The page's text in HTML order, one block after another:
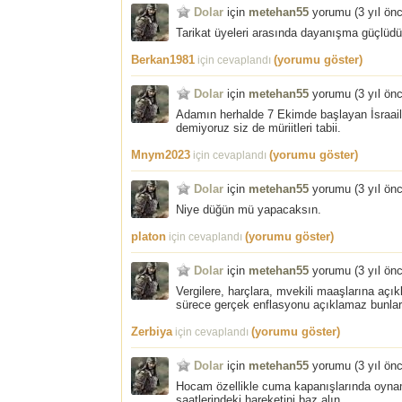
Dolar için metehan55 yorumu (3 yıl
Tarikat üyeleri arasında dayanışma
Berkan1981 için cevaplandı (yorumu göster)
Dolar için metehan55 yorumu (3 yıl
Adamın herhalde 7 Ekimde başlayan
demiyoruz siz de müriitleri tabii.
Mnym2023 için cevaplandı (yorumu göster)
Dolar için metehan55 yorumu (3 yıl
Niye düğün mü yapacaksın.
platon için cevaplandı (yorumu göster)
Dolar için metehan55 yorumu (3 yıl
Vergilere, harçlara, mvekili maaşlarına
sürece gerçek enflasyonu açıklamaz
Zerbiyaiçin cevaplandı (yorumu göster)
Dolar için metehan55 yorumu (3 yıl
Hocam özellikle cuma kapanışlarında